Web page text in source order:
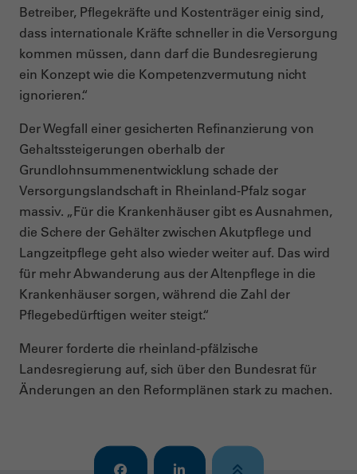
Betreiber, Pflegekräfte und Kostenträger einig sind,
dass internationale Kräfte schneller in die Versorgung
kommen müssen, dann darf die Bundesregierung
ein Konzept wie die Kompetenzvermutung nicht
ignorieren.“
Der Wegfall einer gesicherten Refinanzierung von
Gehaltssteigerungen oberhalb der
Grundlohnsummenentwicklung schade der
Versorgungslandschaft in Rheinland-Pfalz sogar
massiv. „Für die Krankenhäuser gibt es Ausnahmen,
die Schere der Gehälter zwischen Akutpflege und
Langzeitpflege geht also wieder weiter auf. Das wird
für mehr Abwanderung aus der Altenpflege in die
Krankenhäuser sorgen, während die Zahl der
Pflegebedürftigen weiter steigt.“
Meurer forderte die rheinland-pfälzische
Landesregierung auf, sich über den Bundesrat für
Änderungen an den Reformplänen stark zu machen.